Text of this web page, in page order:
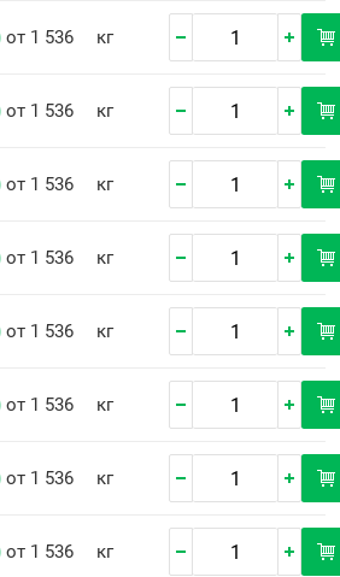
от 1 536 кг
от 1 536 кг
от 1 536 кг
от 1 536 кг
от 1 536 кг
от 1 536 кг
от 1 536 кг
от 1 536 кг